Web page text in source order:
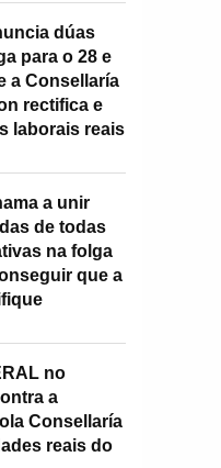
dúas
para o 28 e
a Consellaría
rectifica e
laborais reais
a unir
de todas
na folga
que a
no
a
Consellaría
reais do